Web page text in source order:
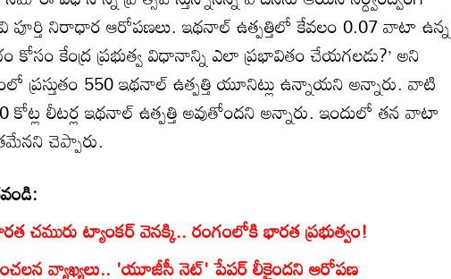
పూర్తి నిరాధార ఆరోపణలు. ఇథనాల్ ఉత్పత్తిలో కేవలం 0.07 వాటా ఉన్న
కోసం కేంద్ర ప్రభుత్వ విధానాన్ని ఎలా ప్రభావితం చేయగలడు?’ అని
ప్రస్తుతం 550 ఇథనాల్ ఉత్పత్తి యూనిట్లు ఉన్నాయని అన్నారు. వాటి
లీటర్ల ఇథనాల్ ఉత్పత్తి అవుతోందని అన్నారు. ఇందులో తన వాటా
చెప్పారు.
చమురు ట్యాంకర్‌ వెనక్కి.. రంగంలోకి భారత ప్రభుత్వం!
వ్యాఖ్యలు.. 'యూజీసీ నెట్' పేపర్ లీకైందని ఆరోపణ